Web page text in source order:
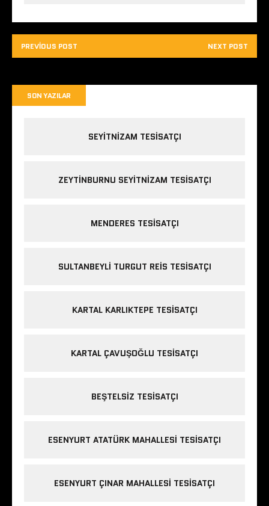
PREVIOUS POST NEXT POST
SON YAZILAR
SEYITNIZAM TESISATÇI
ZEYTINBURNU SEYITNIZAM TESISATÇI
MENDERES TESISATÇI
SULTANBEYLI TURGUT REIS TESISATÇI
KARTAL KARLIKTEPE TESISATÇI
KARTAL ÇAVUŞOĞLU TESISATÇI
BEŞTELSIZ TESISATÇI
ESENYURT ATATÜRK MAHALLESI TESISATÇI
ESENYURT ÇINAR MAHALLESI TESISATÇI